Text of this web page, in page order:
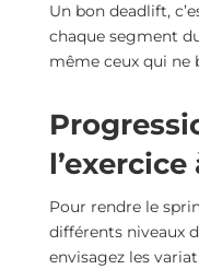
Un bon deadlift,
chaque segment
même ceux qui ne
Pour rendre le
différents niveaux
envisagez les